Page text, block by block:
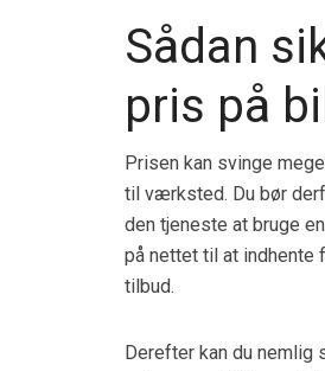
Sådan
pris på
Prisen kan svinge
til værksted. Du bør
den tjeneste at bruge
på nettet til at indhente
tilbud.
Derefter kan du nemlig